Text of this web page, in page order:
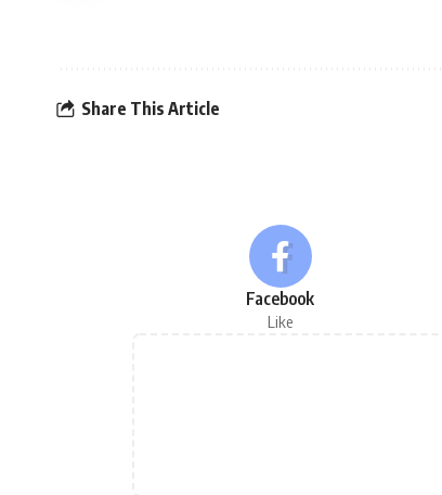
Share This Article
Facebook
Like